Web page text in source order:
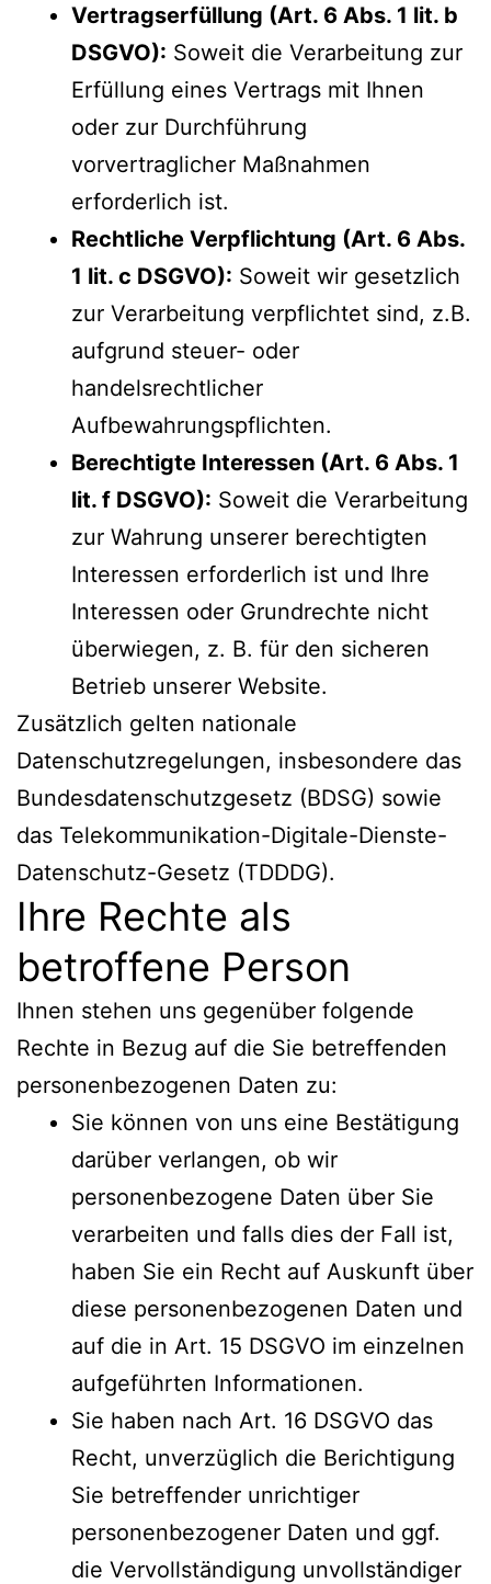
Vertragserfüllung (Art. 6 Abs. 1 lit. b
DSGVO): Soweit die Verarbeitung zur
Erfüllung eines Vertrags mit Ihnen
oder zur Durchführung
vorvertraglicher Maßnahmen
erforderlich ist.
Rechtliche Verpflichtung (Art. 6 Abs.
1 lit. c DSGVO): Soweit wir gesetzlich
zur Verarbeitung verpflichtet sind, z.B.
aufgrund steuer- oder
handelsrechtlicher
Aufbewahrungspflichten.
Berechtigte Interessen (Art. 6 Abs. 1
lit. f DSGVO): Soweit die Verarbeitung
zur Wahrung unserer berechtigten
Interessen erforderlich ist und Ihre
Interessen oder Grundrechte nicht
überwiegen, z. B. für den sicheren
Betrieb unserer Website.
Zusätzlich gelten nationale
Datenschutzregelungen, insbesondere das
Bundesdatenschutzgesetz (BDSG) sowie
das Telekommunikation-Digitale-Dienste-
Datenschutz-Gesetz (TDDDG).
Ihre Rechte als
betroffene Person
Ihnen stehen uns gegenüber folgende
Rechte in Bezug auf die Sie betreffenden
personenbezogenen Daten zu:
Sie können von uns eine Bestätigung
darüber verlangen, ob wir
personenbezogene Daten über Sie
verarbeiten und falls dies der Fall ist,
haben Sie ein Recht auf Auskunft über
diese personenbezogenen Daten und
auf die in Art. 15 DSGVO im einzelnen
aufgeführten Informationen.
Sie haben nach Art. 16 DSGVO das
Recht, unverzüglich die Berichtigung
Sie betreffender unrichtiger
personenbezogener Daten und ggf.
die Vervollständigung unvollständiger